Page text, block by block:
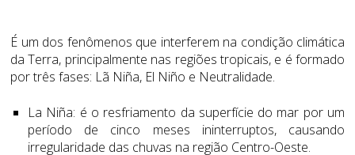
É um dos fenômenos que interferem na condição climática
da Terra, principalmente nas regiões tropicais, e é formado
por três fases: Lã Niña, El Niño e Neutralidade.
La Niña: é o resfriamento da superfície do mar por um
período de cinco meses ininterruptos, causando
irregularidade das chuvas na região Centro-Oeste.